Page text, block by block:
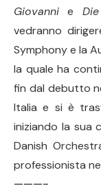
Giovanni e
vedranno
Symphony e la
la quale ha
fin dal debutto
Italia e si è
iniziando la sua
Danish
professionista
———-